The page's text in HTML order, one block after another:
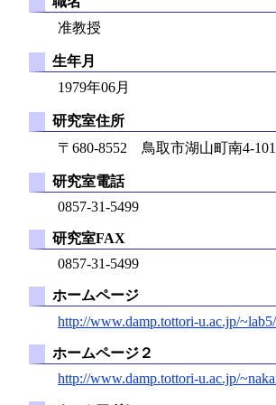
准教授
生年月
1979年06月
研究室住所
〒680-8552 鳥取市湖山町南4-
研究室電話
0857-31-5499
研究室FAX
0857-31-5499
ホームページ
http://www.damp.tottori-u.ac.jp/
ホームページ２
http://www.damp.tottori-u.ac.jp/